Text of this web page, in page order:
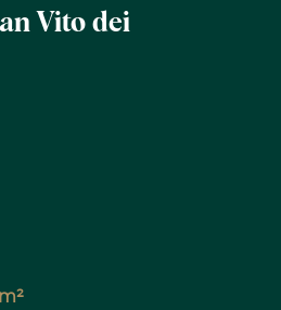
Vito dei